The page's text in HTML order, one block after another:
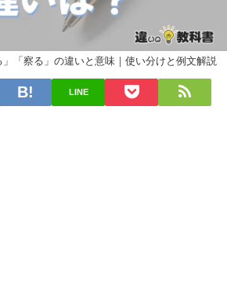
」「察る」の違いと意味｜使い分けと例文解説
LINE